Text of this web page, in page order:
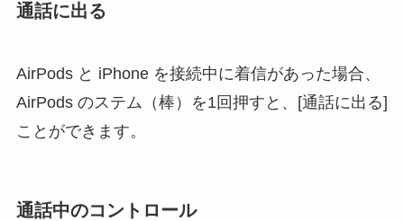
通話に出る
AirPods と iPhone を接続中に着信があった場合、
AirPods のステム（棒）を1回押すと、[通話に出る]
ことができます。
通話中のコントロール